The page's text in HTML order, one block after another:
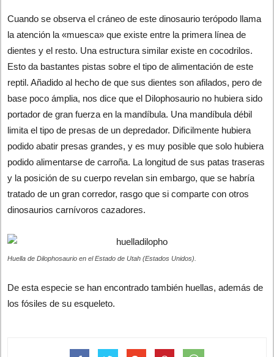
Cuando se observa el cráneo de este dinosaurio terópodo llama
la atención la «muesca» que existe entre la primera línea de
dientes y el resto. Una estructura similar existe en cocodrilos.
Esto da bastantes pistas sobre el tipo de alimentación de este
reptil. Añadido al hecho de que sus dientes son afilados, pero de
base poco ámplia, nos dice que el Dilophosaurio no hubiera sido
portador de gran fuerza en la mandíbula. Una mandíbula débil
limita el tipo de presas de un depredador. Dificilmente hubiera
podido abatir presas grandes, y es muy posible que solo hubiera
podido alimentarse de carroña. La longitud de sus patas traseras
y la posición de su cuerpo revelan sin embargo, que se habría
tratado de un gran corredor, rasgo que si comparte con otros
dinosaurios carnívoros cazadores.
Huella de Dilophosaurio en el Estado de Utah (Estados Unidos).
De esta especie se han encontrado también huellas, además de
los fósiles de su esqueleto.